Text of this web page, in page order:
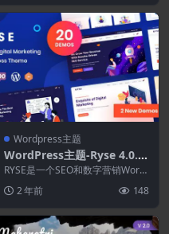
Wordpress主题
WordPress主题-Ryse 4.0.3
–SEO和数字营销主题
RYSE是一个SEO和数字营销Word
m...2 年前 148